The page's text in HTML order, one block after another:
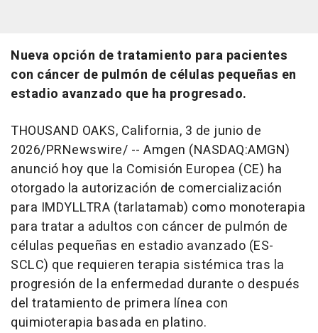
Nueva opción de tratamiento para pacientes
con cáncer de pulmón de células pequeñas en
estadio avanzado que ha progresado.
THOUSAND OAKS, California, 3 de junio de
2026/PRNewswire/ -- Amgen (NASDAQ:AMGN)
anunció hoy que la Comisión Europea (CE) ha
otorgado la autorización de comercialización
para IMDYLLTRA (tarlatamab) como monoterapia
para tratar a adultos con cáncer de pulmón de
células pequeñas en estadio avanzado (ES-
SCLC) que requieren terapia sistémica tras la
progresión de la enfermedad durante o después
del tratamiento de primera línea con
quimioterapia basada en platino.